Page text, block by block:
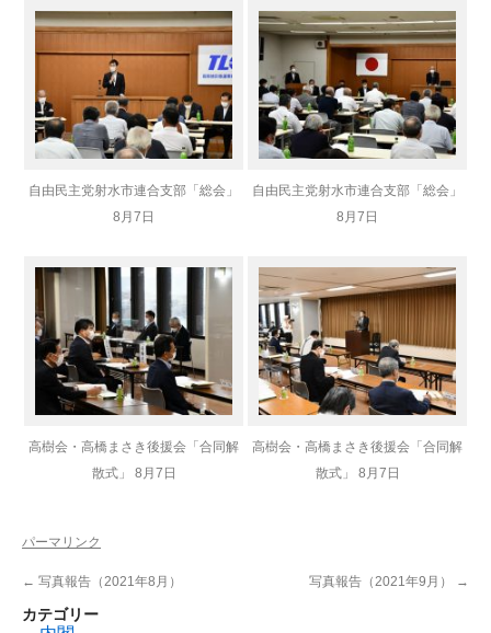
自由民主党射水市連合支部「総会」
8月7日
自由民主党射水市連合支部「総会」
8月7日
高樹会・高橋まさき後援会「合同解
散式」 8月7日
高樹会・高橋まさき後援会「合同解
散式」 8月7日
パーマリンク
← 写真報告（2021年8月） 写真報告（2021年9月） →
カテゴリー